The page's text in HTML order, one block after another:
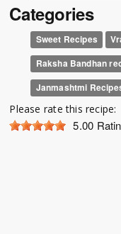
Categories
Sweet Recipes
Raksha Bandhan
Janmashtmi
Please rate this recipe:
5.00